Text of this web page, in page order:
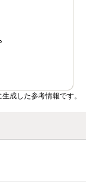
成した参考情報です。